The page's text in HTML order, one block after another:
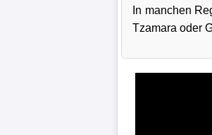
In manchen
Tzamara oder